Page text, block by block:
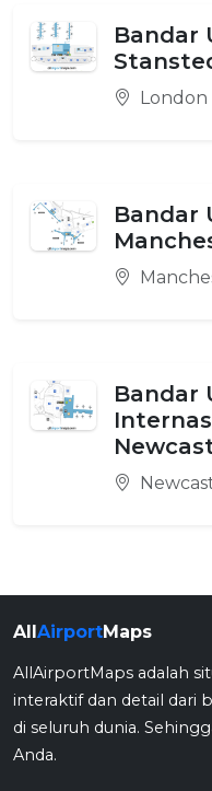
Bandar
London
Bandar
Bandar
AllAirportMaps
AllAirportMaps adalah
interaktif dan detail dari
di seluruh dunia.
Anda.